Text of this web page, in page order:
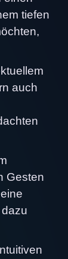
tiefen
auch
Gesten